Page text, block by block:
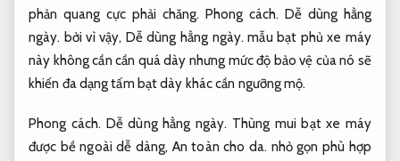
phản quang cực phải chăng. Phong cách. Dễ dùng hằng
ngày. bởi vì vậy, Dễ dùng hằng ngày. mẫu bạt phủ xe máy
này không cần cần quá dày nhưng mức độ bảo vệ của nó sẽ
khiến đa dạng tấm bạt dày khác cần ngưỡng mộ.
Phong cách. Dễ dùng hằng ngày. Thùng mui bạt xe máy
được bề ngoài dễ dàng, An toàn cho da. nhỏ gọn phù hợp